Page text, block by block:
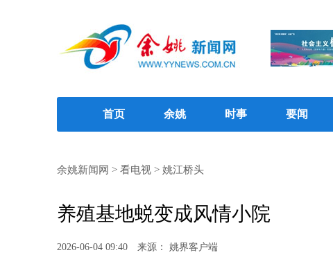
首页 余姚 时事 要闻
余姚新闻网 > 看电视 > 姚江桥头
养殖基地蜕变成风情小院
2026-06-04 09:40 来源： 姚界客户端